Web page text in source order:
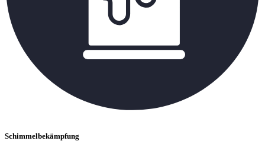
Schimmelbekämpfung